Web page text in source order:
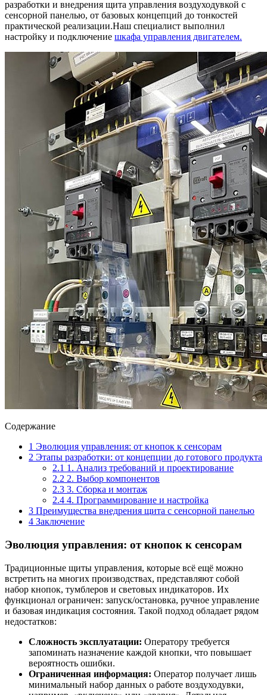
разработки и внедрения щита управления воздуходувкой с
сенсорной панелью, от базовых концепций до тонкостей
практической реализации.Наш специалист выполнил
настройку и подключение шкафа управления двигателем.
Содержание
1 Эволюция управления: от кнопок к сенсорам
2 Этапы разработки: от концепции до готового продукта
2.1 1. Анализ требований и проектирование
2.2 2. Выбор компонентов
2.3 3. Сборка и монтаж
2.4 4. Программирование и настройка
3 Преимущества внедрения щита с сенсорной панелью
4 Заключение
Эволюция управления: от кнопок к сенсорам
Традиционные щиты управления, которые всё ещё можно
встретить на многих производствах, представляют собой
набор кнопок, тумблеров и световых индикаторов. Их
функционал ограничен: запуск/остановка, ручное управление
и базовая индикация состояния. Такой подход обладает рядом
недостатков:
Сложность эксплуатации: Оператору требуется
запоминать назначение каждой кнопки, что повышает
вероятность ошибки.
Ограниченная информация: Оператор получает лишь
минимальный набор данных о работе воздуходувки,